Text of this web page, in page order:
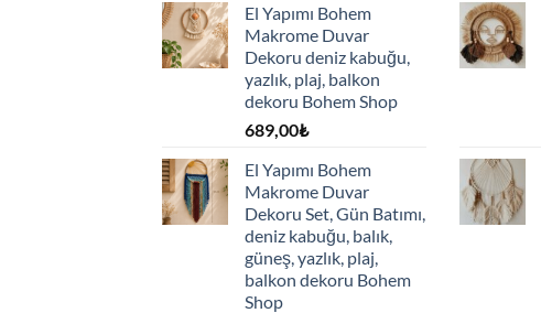
El Yapımı Bohem
Makrome Duvar
Dekoru deniz kabuğu,
yazlık, plaj, balkon
dekoru Bohem Shop
689,00₺
El Yapımı Bohem
Makrome Duvar
Dekoru Set, Gün Batımı,
deniz kabuğu, balık,
güneş, yazlık, plaj,
balkon dekoru Bohem
Shop